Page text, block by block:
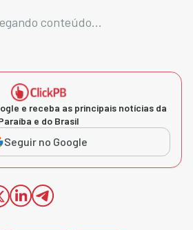
conteúdo...
e receba as principais notícias da
e do Brasil
Seguir no Google